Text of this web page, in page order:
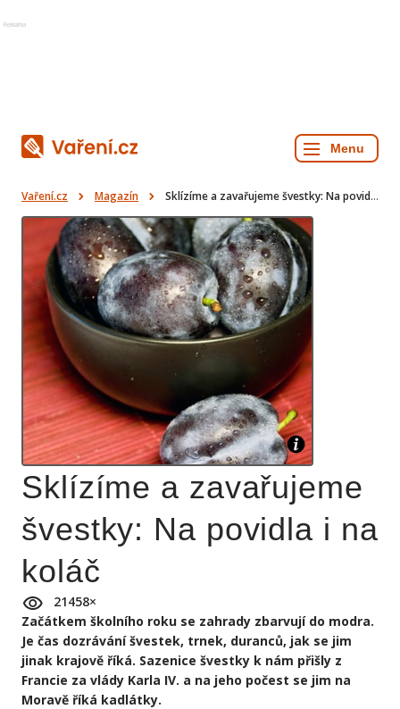
Reklama
Vaření.cz Magazín Sklízíme a zavařujeme švestky: Na povidla i na koláč
Sklízíme a zavařujeme
švestky: Na povidla i na
koláč
21458×
Začátkem školního roku se zahrady zbarvují do modra.
Je čas dozrávání švestek, trnek, duranců, jak se jim
jinak krajově říká. Sazenice švestky k nám přišly z
Francie za vlády Karla IV. a na jeho počest se jim na
Moravě říká kadlátky.